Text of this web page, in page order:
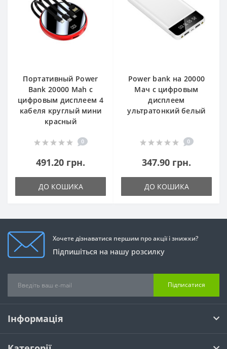
Портативный Power
Bank 20000 Mah с
цифровым дисплеем 4
кабеля круглый мини
красный
0
491.20 грн.
ДО КОШИКА
Power bank на 20000
Мач с цифровым
дисплеем
ультратонкий белый
0
347.90 грн.
ДО КОШИКА
Хочете дізнаватися першим про акції і знижки?
Підпишіться на нашу розсилку
Підписатися
Інформація